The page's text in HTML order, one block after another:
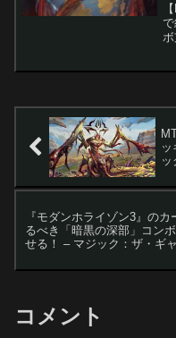
『モダンホライゾン3』のカ
るべき「暗黒の深部」コン
せる！ – マジック：ザ・ギ
コメント